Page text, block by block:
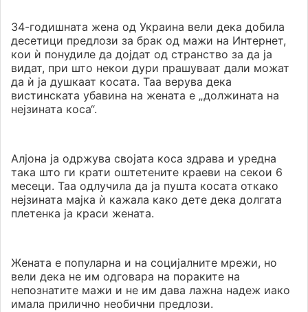
34-годишната жена од Украина вели дека добила
десетици предлози за брак од мажи на Интернет,
кои ѝ понудиле да дојдат од странство за да ја
видат, при што некои дури прашуваат дали можат
да ѝ ја душкаат косата. Таа верува дека
вистинската убавина на жената е „должината на
нејзината коса“.
Алјона ја одржува својата коса здрава и уредна
така што ги крати оштетените краеви на секои 6
месеци. Таа одлучила да ја пушта косата откако
нејзината мајка ѝ кажала како дете дека долгата
плетенка ја краси жената.
Жената е популарна и на социјалните мрежи, но
вели дека не им одговара на пораките на
непознатите мажи и не им дава лажна надеж иако
имала прилично необични предлози.